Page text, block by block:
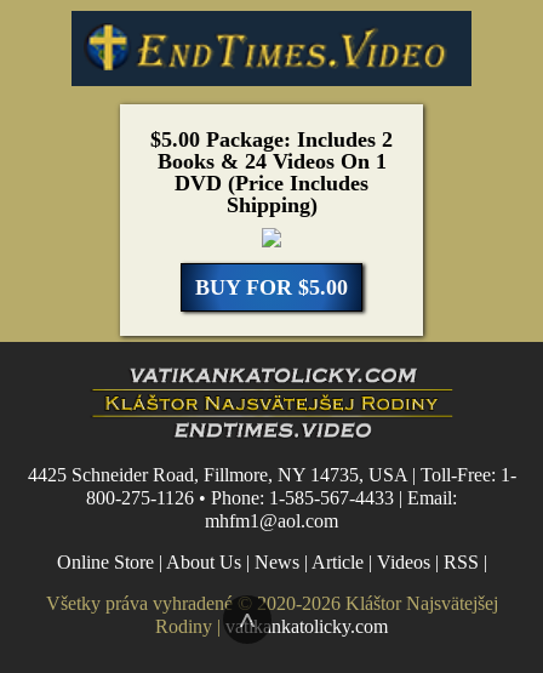
^
$5.00 Package: Includes 2
Books & 24 Videos On 1
DVD (Price Includes
Shipping)
BUY FOR $5.00
4425 Schneider Road, Fillmore, NY 14735, USA | Toll-Free: 1-
800-275-1126 • Phone: 1-585-567-4433 | Email:
mhfm1@aol.com
Online Store| About Us| News| Article| Videos| RSS |
Všetky práva vyhradené © 2020-2026 Kláštor Najsvätejšej
Rodiny |vatikankatolicky.com